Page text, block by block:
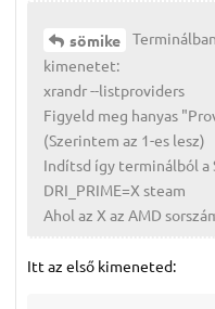
sömike
kimenetet:
xrandr --listproviders
Figyeld meg hanyas
(Szerintem az 1-es lesz)
Indítsd így terminálból a
DRI_PRIME=X steam
Ahol az X az AMD
Itt az első kimeneted: